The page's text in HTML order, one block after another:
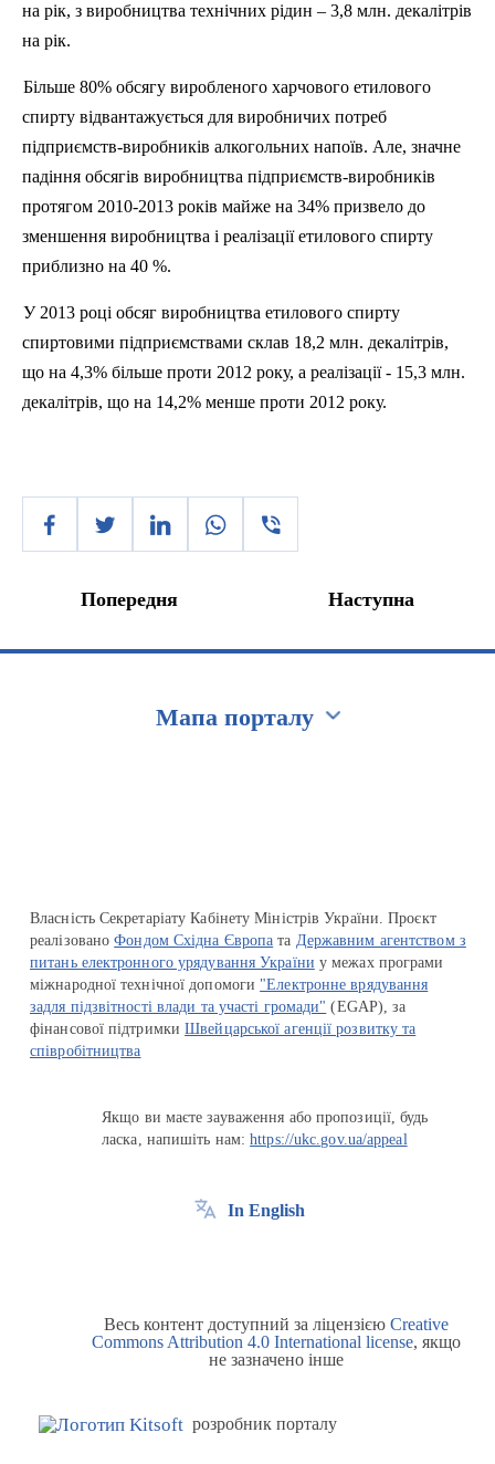
на рік, з виробництва технічних рідин – 3,8 млн. декалітрів
на рік.
Більше 80% обсягу виробленого харчового етилового
спирту відвантажується для виробничих потреб
підприємств-виробників алкогольних напоїв. Але, значне
падіння обсягів виробництва підприємств-виробників
протягом 2010-2013 років майже на 34% призвело до
зменшення виробництва і реалізації етилового спирту
приблизно на 40 %.
У 2013 році обсяг виробництва етилового спирту
спиртовими підприємствами склав 18,2 млн. декалітрів,
що на 4,3% більше проти 2012 року, а реалізації - 15,3 млн.
декалітрів, що на 14,2% менше проти 2012 року.
Попередня Наступна
Мапа порталу
Власність Секретаріату Кабінету Міністрів України. Проєкт
реалізованоФондом Східна Європа та Державним агентством з
питань електронного урядування України у межах програми
міжнародної технічної допомоги "Електронне врядування
задля підзвітності влади та участі громади" (EGAP), за
фінансової підтримкиШвейцарської агенції розвитку та
співробітництва
Якщо ви маєте зауваження або пропозиції, будь
ласка, напишіть нам:https://ukc.gov.ua/appeal
In English
Весь контент доступний за ліцензією Creative
Commons Attribution 4.0 International license, якщо
не зазначено інше
розробник порталу